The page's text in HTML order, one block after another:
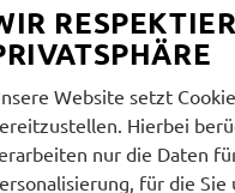
an der Mittelkonsole
Auto
ABS,
Website setzt
Hierbei
nur die Daten
für die Sie